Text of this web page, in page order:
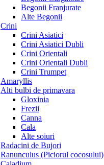
Begonii Franjurate
Alte Begonii
Crini
Crini Asiatici
Crini Asiatici Dubli
Crini Orientali
Crini Orientali Dubli
Crini Trumpet
Amaryllis
Alti bulbi de primavara
Gloxinia
Frezii
Canna
Cala
Alte soiuri
Radacini de Bujori
Ranunculus (Piciorul cocosului)